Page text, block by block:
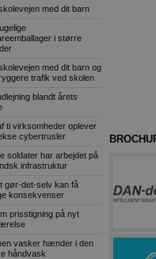
med dit barn
i større
med dit barn og
trafik ved skolen
blandt årets
ti virksomheder oplever
cybertrusler
soldater har arbejdet på
infrastruktur
gør-det-selv kan få
konsekvenser
prisstigning på nyt
vasker hænder i den
håndvask